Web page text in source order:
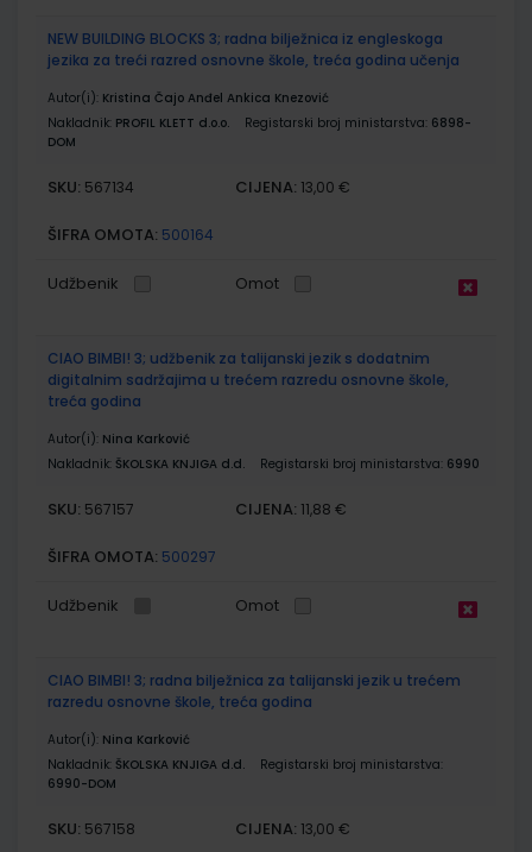
NEW BUILDING BLOCKS 3; radna bilježnica iz engleskoga
jezika za treći razred osnovne škole, treća godina učenja
Autor(i): Kristina Čajo Anđel Ankica Knezović
Nakladnik: PROFIL KLETT d.o.o. Registarski broj ministarstva: 6898-
DOM
SKU: 567134 CIJENA: 13,00 €
ŠIFRA OMOTA: 500164
Udžbenik Omot
CIAO BIMBI! 3; udžbenik za talijanski jezik s dodatnim
digitalnim sadržajima u trećem razredu osnovne škole,
treća godina
Autor(i): Nina Karković
Nakladnik: ŠKOLSKA KNJIGA d.d. Registarski broj ministarstva: 6990
SKU: 567157 CIJENA: 11,88 €
ŠIFRA OMOTA: 500297
Udžbenik Omot
CIAO BIMBI! 3; radna bilježnica za talijanski jezik u trećem
razredu osnovne škole, treća godina
Autor(i): Nina Karković
Nakladnik: ŠKOLSKA KNJIGA d.d.
Registarski broj ministarstva:
6990-DOM
SKU: 567158 CIJENA: 13,00 €